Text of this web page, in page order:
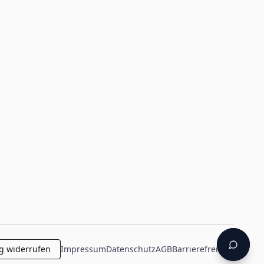
widerrufen ImpressumDatenschutzAGBBarrierefreiheit